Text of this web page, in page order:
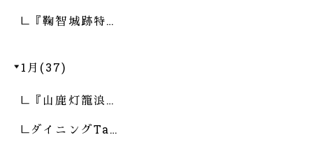
『鞠智城跡特…
1月(37)
『山鹿灯籠浪…
ダイニングTa…